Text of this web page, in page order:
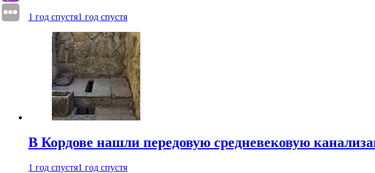
1 год спустя1 год спустя
В Кордове нашли передовую средневековую
1 год спустя1 год спустя